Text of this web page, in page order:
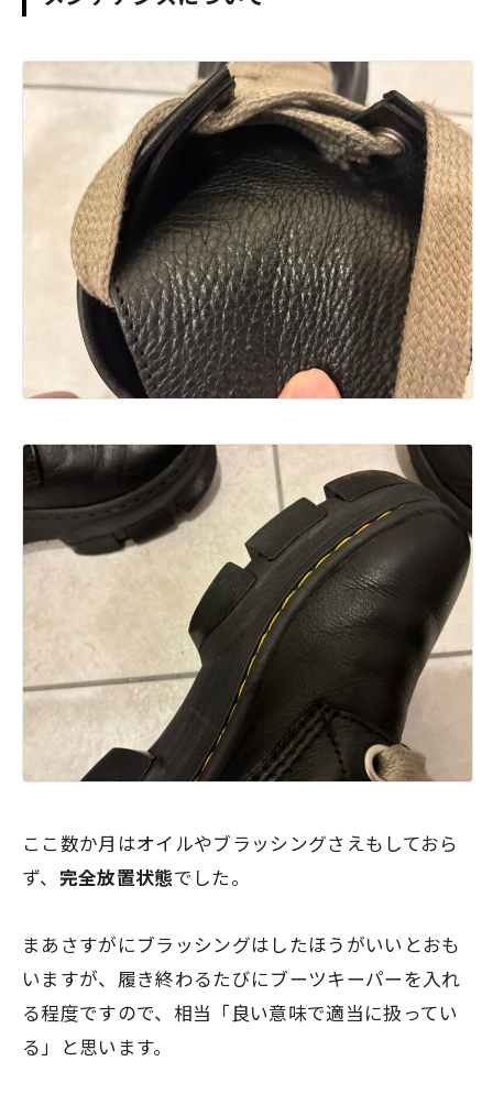
ここ数か月はオイルやブラッシングさえもしておら
ず、 完全放置状態でした。
まあさすがにブラッシングはしたほうがいいとおも
いますが、履き終わるたびにブーツキーパーを入れ
る程度ですので、相当「良い意味で適当に扱ってい
る」と思います。